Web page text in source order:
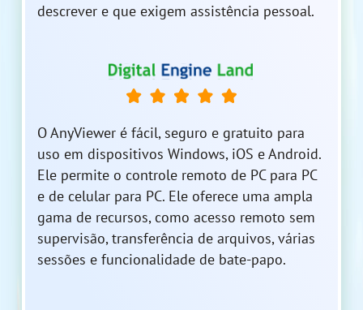
descrever e que exigem assistência pessoal.
O AnyViewer é fácil, seguro e gratuito para
uso em dispositivos Windows, iOS e Android.
Ele permite o controle remoto de PC para PC
e de celular para PC. Ele oferece uma ampla
gama de recursos, como acesso remoto sem
supervisão, transferência de arquivos, várias
sessões e funcionalidade de bate-papo.